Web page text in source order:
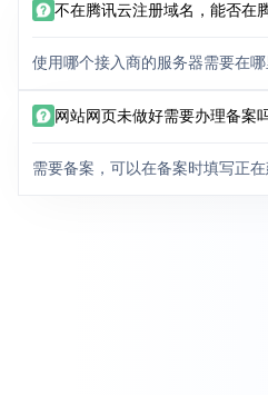
不在腾讯云注册域名，能否在
使用哪个接入商的服务器需要在
网站网页未做好需要办理备案
需要备案，可以在备案时填写正在